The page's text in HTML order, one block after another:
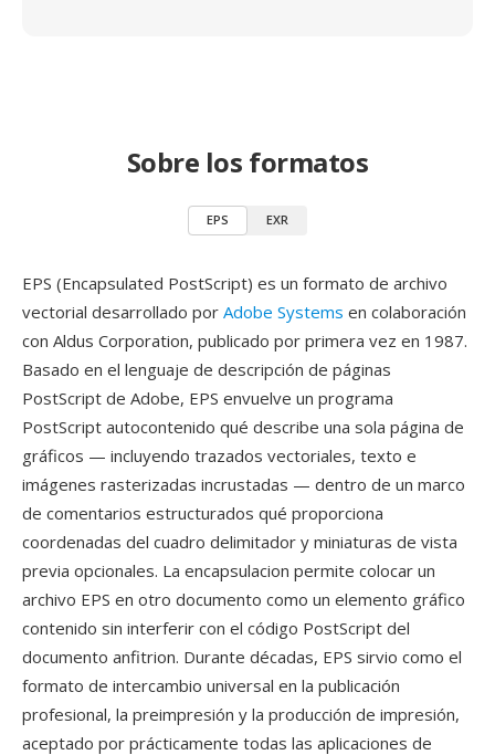
Sobre los formatos
EPS EXR
EPS (Encapsulated PostScript) es un formato de archivo
vectorial desarrollado por Adobe Systems en colaboración
con Aldus Corporation, publicado por primera vez en 1987.
Basado en el lenguaje de descripción de páginas
PostScript de Adobe, EPS envuelve un programa
PostScript autocontenido qué describe una sola página de
gráficos — incluyendo trazados vectoriales, texto e
imágenes rasterizadas incrustadas — dentro de un marco
de comentarios estructurados qué proporciona
coordenadas del cuadro delimitador y miniaturas de vista
previa opcionales. La encapsulacion permite colocar un
archivo EPS en otro documento como un elemento gráfico
contenido sin interferir con el código PostScript del
documento anfitrion. Durante décadas, EPS sirvio como el
formato de intercambio universal en la publicación
profesional, la preimpresión y la producción de impresión,
aceptado por prácticamente todas las aplicaciones de